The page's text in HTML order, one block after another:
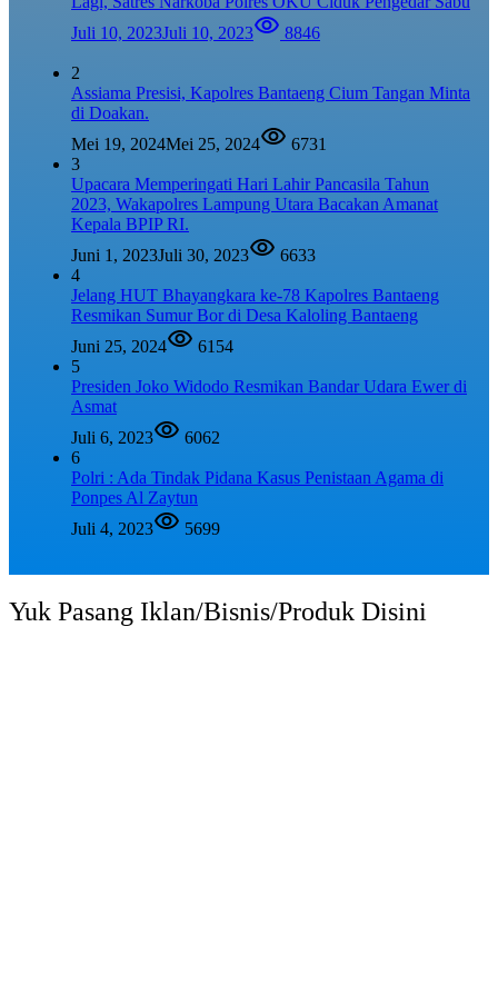
Juli 10, 2023Juli 10, 2023 8846
2
Assiama Presisi, Kapolres Bantaeng Cium Tangan Minta
di Doakan.
Mei 19, 2024Mei 25, 2024
6731
3
Upacara Memperingati Hari Lahir Pancasila Tahun
2023, Wakapolres Lampung Utara Bacakan Amanat
Kepala BPIP RI.
Juni 1, 2023Juli 30, 2023
6633
4
Jelang HUT Bhayangkara ke-78 Kapolres Bantaeng
Resmikan Sumur Bor di Desa Kaloling Bantaeng
Juni 25, 2024
6154
5
Presiden Joko Widodo Resmikan Bandar Udara Ewer di
Asmat
Juli 6, 2023
6062
6
Polri : Ada Tindak Pidana Kasus Penistaan Agama di
Ponpes Al Zaytun
Juli 4, 2023
5699
Yuk Pasang Iklan/Bisnis/Produk Disini